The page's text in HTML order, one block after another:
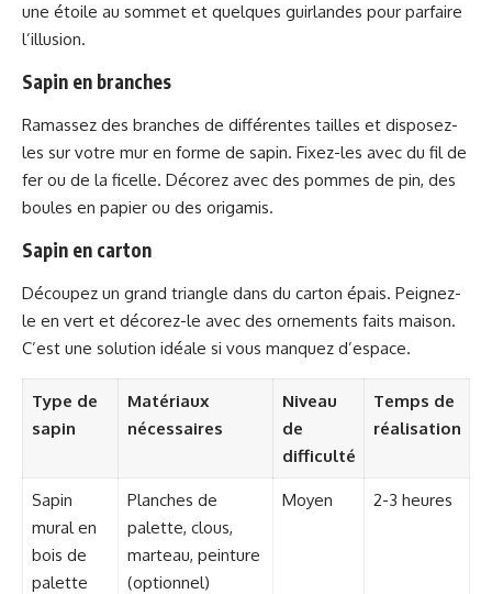
une étoile au sommet et quelques guirlandes pour parfaire
l’illusion.
Sapin en branches
Ramassez des branches de différentes tailles et disposez-
les sur votre mur en forme de sapin. Fixez-les avec du fil de
fer ou de la ficelle. Décorez avec des pommes de pin, des
boules en papier ou des origamis.
Sapin en carton
Découpez un grand triangle dans du carton épais. Peignez-
le en vert et décorez-le avec des ornements faits maison.
C’est une solution idéale si vous manquez d’espace.
Type de
sapin
Matériaux
nécessaires
Niveau
de
difficulté
Temps de
réalisation
Sapin
mural en
bois de
palette
Planches de
palette, clous,
marteau, peinture
(optionnel)
Moyen 2-3 heures